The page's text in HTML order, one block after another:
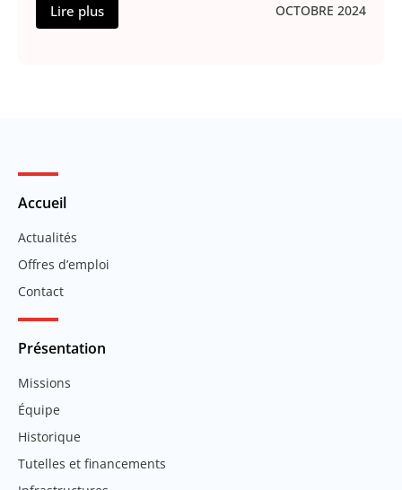
Lire plus OCTOBRE 2024
Accueil
Actualités
Offres d’emploi
Contact
Présentation
Missions
Équipe
Historique
Tutelles et financements